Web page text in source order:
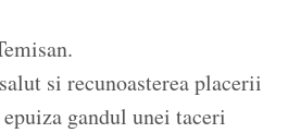
si recunoasterea placerii
gandul unei taceri